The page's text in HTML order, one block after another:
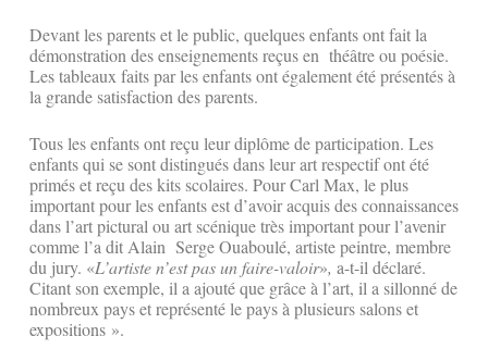
Devant les parents et le public, quelques enfants ont fait la
démonstration des enseignements reçus en théâtre ou poésie.
Les tableaux faits par les enfants ont également été présentés à
la grande satisfaction des parents.
Tous les enfants ont reçu leur diplôme de participation. Les
enfants qui se sont distingués dans leur art respectif ont été
primés et reçu des kits scolaires. Pour Carl Max, le plus
important pour les enfants est d’avoir acquis des connaissances
dans l’art pictural ou art scénique très important pour l’avenir
comme l’a dit Alain Serge Ouaboulé, artiste peintre, membre
du jury. «L’artiste n’est pas un faire-valoir», a-t-il déclaré.
Citant son exemple, il a ajouté que grâce à l’art, il a sillonné de
nombreux pays et représenté le pays à plusieurs salons et
expositions ».